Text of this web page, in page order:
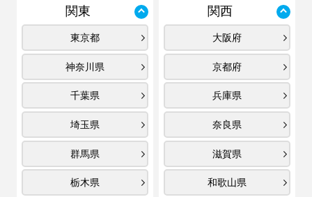
関東
東京都
神奈川県
千葉県
埼玉県
群馬県
栃木県
関西
大阪府
京都府
兵庫県
奈良県
滋賀県
和歌山県